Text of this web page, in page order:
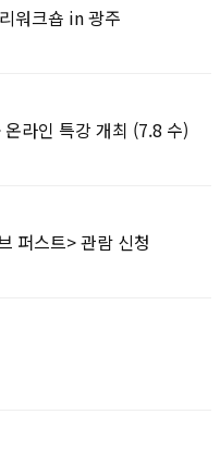
워크숍 in 광주
라인 특강 개최 (7.8 수)
퍼스트> 관람 신청